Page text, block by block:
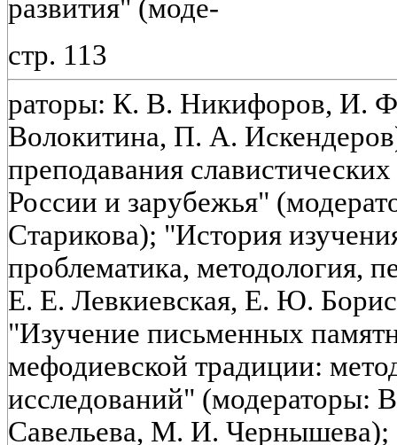
развития" (моде-
стр. 113
раторы: К. В. Никифоров, И.
Волокитина, П. А.
преподавания
России и зарубежья"
Старикова); "История
проблематика, методология,
Е. Е. Левкиевская, Е. Ю.
"Изучение письменных
мефодиевской традиции:
исследований"
Савельева, М. И.